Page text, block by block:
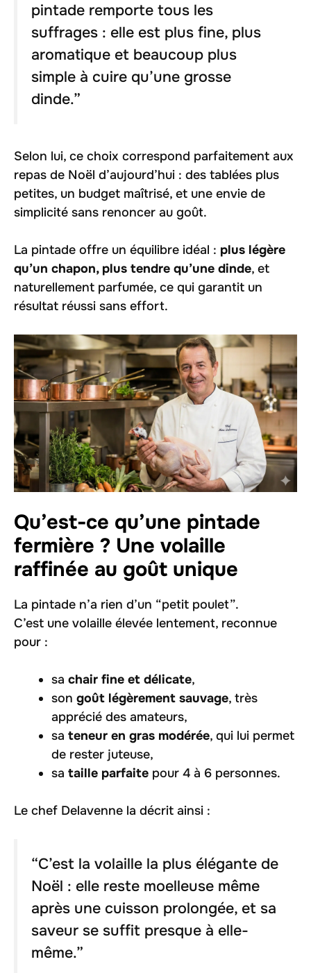
pintade remporte tous les
suffrages : elle est plus fine, plus
aromatique et beaucoup plus
simple à cuire qu’une grosse
dinde.”
Selon lui, ce choix correspond parfaitement aux
repas de Noël d’aujourd’hui : des tablées plus
petites, un budget maîtrisé, et une envie de
simplicité sans renoncer au goût.
La pintade offre un équilibre idéal : plus légère
qu’un chapon, plus tendre qu’une dinde, et
naturellement parfumée, ce qui garantit un
résultat réussi sans effort.
Qu’est-ce qu’une pintade
fermière ? Une volaille
raffinée au goût unique
La pintade n’a rien d’un “petit poulet”.
C’est une volaille élevée lentement, reconnue
pour :
sa chair fine et délicate,
son goût légèrement sauvage, très
apprécié des amateurs,
sa teneur en gras modérée, qui lui permet
de rester juteuse,
sa taille parfaite pour 4 à 6 personnes.
Le chef Delavenne la décrit ainsi :
“C’est la volaille la plus élégante de
Noël : elle reste moelleuse même
après une cuisson prolongée, et sa
saveur se suffit presque à elle-
même.”